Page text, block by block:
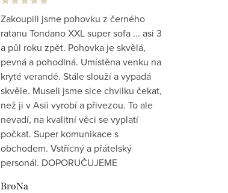
Zakoupili jsme pohovku z černého
ratanu Tondano XXL super sofa ... asi 3
a půl roku zpět. Pohovka je skvělá,
pevná a pohodlná. Umístěna venku na
kryté verandě. Stále slouží a vypadá
skvěle. Museli jsme sice chvilku čekat,
než ji v Asii vyrobí a přivezou. To ale
nevadí, na kvalitní věci se vyplatí
počkat. Super komunikace s
obchodem. Vstřícný a přátelský
personál. DOPORUČUJEME
BroNa